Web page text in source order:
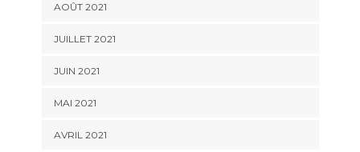
AOÛT 2021
JUILLET 2021
JUIN 2021
MAI 2021
AVRIL 2021